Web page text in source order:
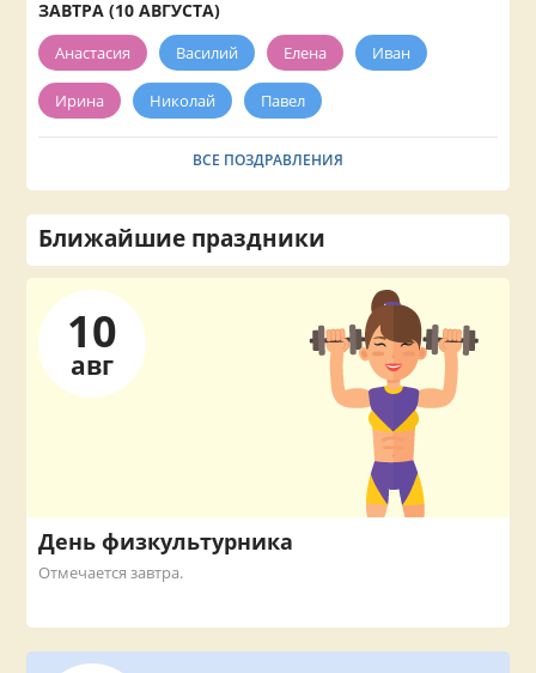
ЗАВТРА (10 АВГУСТА)
Анастасия Василий Елена Иван
Ирина Николай Павел
ВСЕ ПОЗДРАВЛЕНИЯ
Ближайшие праздники
10
авг
День физкультурника
Отмечается завтра.